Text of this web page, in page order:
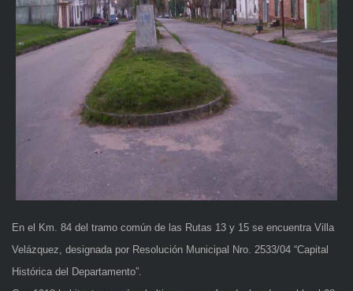
En el Km. 84 del tramo común de las Rutas 13 y 15 se encuentra Villa
Velázquez, designada por Resolución Municipal Nro. 2533/04 “Capital
Histórica del Departamento”.